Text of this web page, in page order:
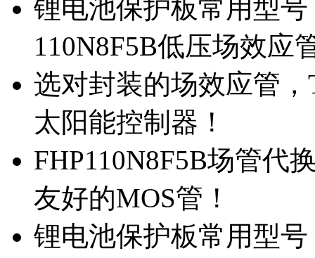
锂电池保护板常用型
110N8F5B低压场效应
选对封装的场效应管
太阳能控制器！
FHP110N8F5B场管代
友好的MOS管！
锂电池保护板常用型